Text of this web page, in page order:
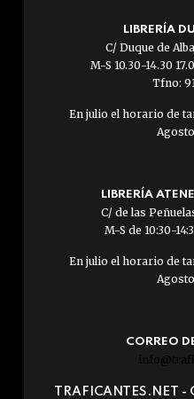
LIBRERÍA
C/ Duque de
M-S 10.30-14.30
Tfno:
En julio el horario de
LIBRERÍA
C/ de las
M-S de 10:30-
En julio el horario de
CORREO
TRAFICANTES.NET -